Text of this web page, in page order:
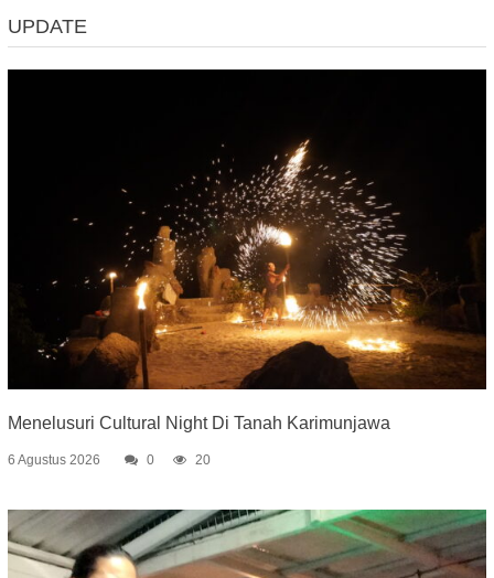
UPDATE
Menelusuri Cultural Night Di Tanah Karimunjawa
6 Agustus 2026 0 20